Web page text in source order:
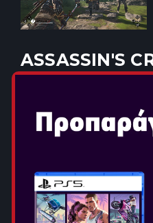
ASSASSIN'S
SHADOWS
Ημερομηνία
Επιλογή Έκδοσης:
Είτε βρίσκεσαι στο σπίτι
εμπειρία του Assassin's
νέο και μοναδικό τρόπο